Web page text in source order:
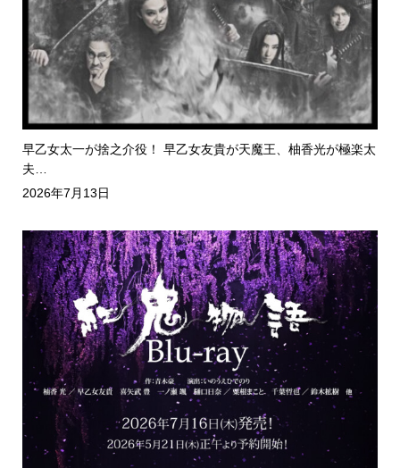
早乙女太一が捨之介役！ 早乙女友貴が天魔王、柚香光が極楽太
夫…
2026年7月13日